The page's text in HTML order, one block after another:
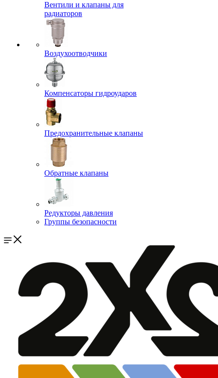
Вентили и клапаны для
радиаторов
Воздухоотводчики
Компенсаторы гидроударов
Предохранительные клапаны
Обратные клапаны
Редукторы давления
Группы безопасности